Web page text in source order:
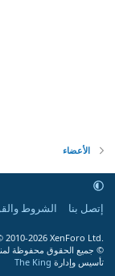
الأعضاء
إتصل بنا الشروط
2010-2026 XenForo Ltd.
© جميع الحقوق محفوظة
تأسيس وإدارة The King